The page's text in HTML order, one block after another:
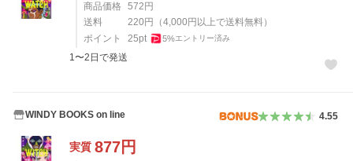
商品価格 572 円
送料
220 円 （4,000 円以上で送料無料）
ポイント
25pt 5%エントリー済み
1〜2日で発送
WINDY BOOKS on line 4.55
実質 877円